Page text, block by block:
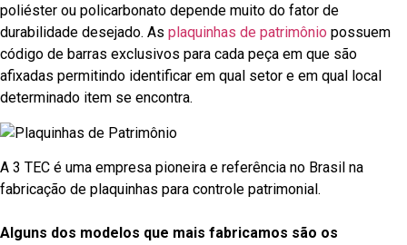
poliéster ou policarbonato depende muito do fator de
durabilidade desejado. As plaquinhas de patrimônio possuem
código de barras exclusivos para cada peça em que são
afixadas permitindo identificar em qual setor e em qual local
determinado item se encontra.
A 3 TEC é uma empresa pioneira e referência no Brasil na
fabricação de plaquinhas para controle patrimonial.
Alguns dos modelos que mais fabricamos são os